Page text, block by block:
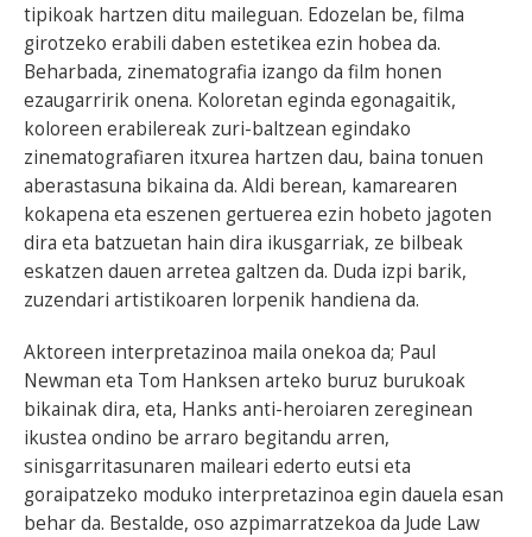
tipikoak hartzen ditu maileguan. Edozelan be, filma
girotzeko erabili daben estetikea ezin hobea da.
Beharbada, zinematografia izango da film honen
ezaugarririk onena. Koloretan eginda egonagaitik,
koloreen erabilereak zuri-baltzean egindako
zinematografiaren itxurea hartzen dau, baina tonuen
aberastasuna bikaina da. Aldi berean, kamarearen
kokapena eta eszenen gertuerea ezin hobeto jagoten
dira eta batzuetan hain dira ikusgarriak, ze bilbeak
eskatzen dauen arretea galtzen da. Duda izpi barik,
zuzendari artistikoaren lorpenik handiena da.
Aktoreen interpretazinoa maila onekoa da; Paul
Newman eta Tom Hanksen arteko buruz burukoak
bikainak dira, eta, Hanks anti-heroiaren zereginean
ikustea ondino be arraro begitandu arren,
sinisgarritasunaren maileari ederto eutsi eta
goraipatzeko moduko interpretazinoa egin dauela esan
behar da. Bestalde, oso azpimarratzekoa da Jude Law